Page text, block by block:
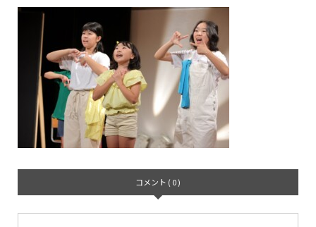
コメント ( 0 )